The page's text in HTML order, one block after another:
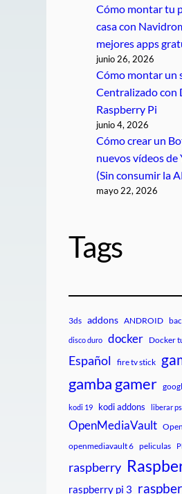
Cómo montar tu
casa con
mejores apps
junio 26, 2026
Cómo montar un
Centralizado con
Raspberry Pi
junio 4, 2026
Cómo crear un
nuevos vídeos de
(Sin consumir la
mayo 22, 2026
Tags
3ds addons ANDROID
disco duro docker Docker
Español fire tv stick
gamba gamer
kodi 19 kodi addons liberar
OpenMediaVault
openmediavault 6 peliculas
raspberry
raspberry pi 3